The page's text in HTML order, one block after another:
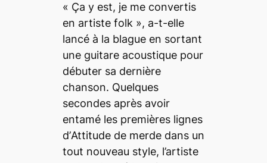
« Ça y est, je me convertis
en artiste folk », a-t-elle
lancé à la blague en sortant
une guitare acoustique pour
débuter sa dernière
chanson. Quelques
secondes après avoir
entamé les premières lignes
d’Attitude de merdedans un
tout nouveau style, l’artiste